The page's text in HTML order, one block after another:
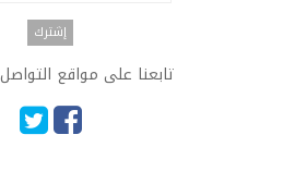
تابعنا على مواقع